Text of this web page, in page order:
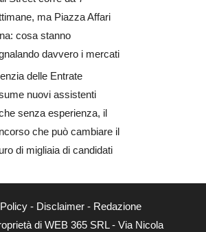
ma Piazza Affari
cosa stanno
davvero i mercati
delle Entrate
nuovi assistenti
senza esperienza, il
che può cambiare il
di migliaia di candidati
- Disclaimer - Redazione
di WEB 365 SRL - Via Nicola